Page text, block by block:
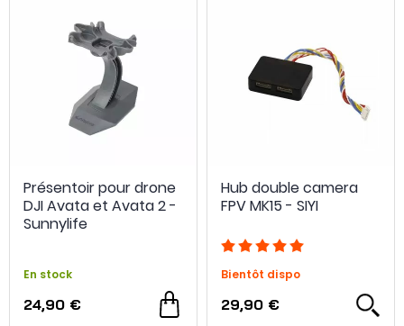
Présentoir pour drone
DJI Avata et Avata 2 -
Sunnylife
En stock
24,90 €
Hub double camera
FPV MK15 - SIYI
Bientôt dispo
29,90 €